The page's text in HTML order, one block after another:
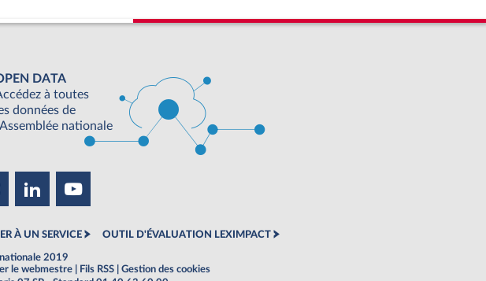
DATA
à toutes
données de
nationale
À UN SERVICE OUTIL D'ÉVALUATION LEXIMPACT
2019
le webmestre Fils RSS
Gestion des cookies